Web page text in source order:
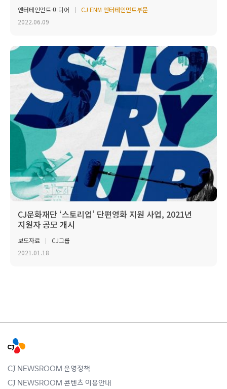
엔터테인먼트·미디어
CJ ENM 엔터테인먼트부문
2022.06.09
CJ문화재단 ‘스토리업’ 단편영화 지원 사업, 2021년
지원자 공모 개시
보도자료
CJ그룹
2021.01.18
CJ NEWSROOM 운영정책
CJ NEWSROOM 콘텐츠 이용안내